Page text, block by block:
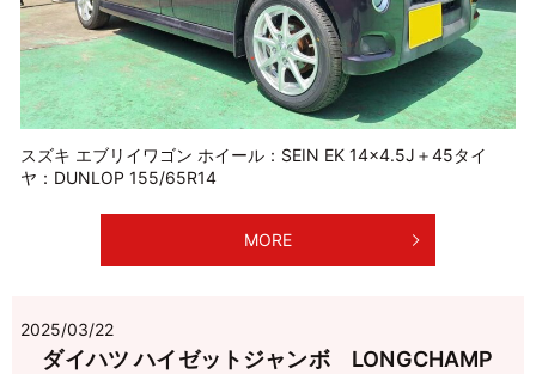
スズキ エブリイワゴン ホイール：SEIN EK 14×4.5J＋45タイ
ヤ：DUNLOP 155/65R14
MORE
2025/03/22
ダイハツ ハイゼットジャンボ LONGCHAMP